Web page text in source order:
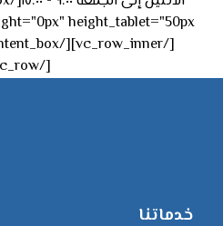
[/vc_row]
خدماتنا